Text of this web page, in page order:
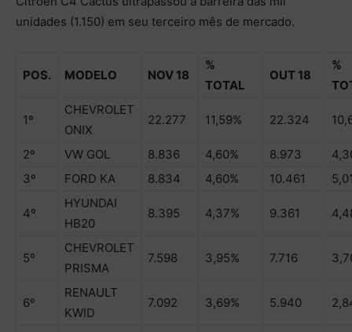
unidades (1.150) em seu terceiro mês de mercado.
POS. MODELO NOV 18
%
TOTAL
OUT 18
%
1º
CHEVROLET
ONIX
22.277 11,59% 22.324
2º VW GOL 8.836 4,60% 8.973
3º
FORD KA 8.834 4,60% 10.461
4º
HYUNDAI
HB20
8.395 4,37% 9.361
5º
CHEVROLET
PRISMA
7.598 3,95% 7.716
6º
RENAULT
KWID
7.092 3,69% 5.940